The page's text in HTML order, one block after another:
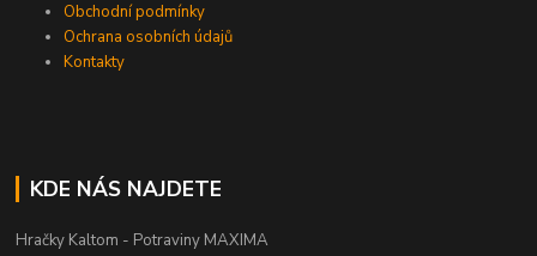
Obchodní podmínky
Ochrana osobních údajů
Kontakty
KDE NÁS NAJDETE
Hračky Kaltom - Potraviny MAXIMA